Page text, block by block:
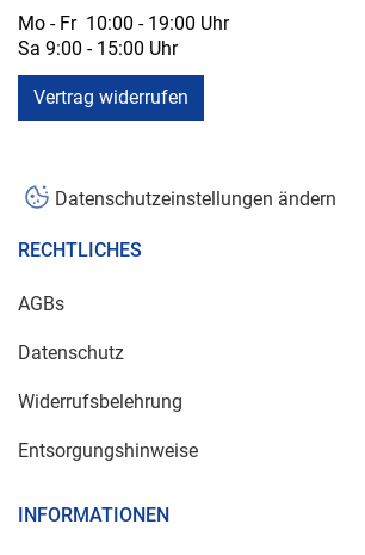
Mo - Fr 10:00 - 19:00 Uhr
Sa 9:00 - 15:00 Uhr
Vertrag widerrufen
Datenschutzeinstellungen ändern
RECHTLICHES
AGBs
Datenschutz
Widerrufsbelehrung
Entsorgungshinweise
INFORMATIONEN